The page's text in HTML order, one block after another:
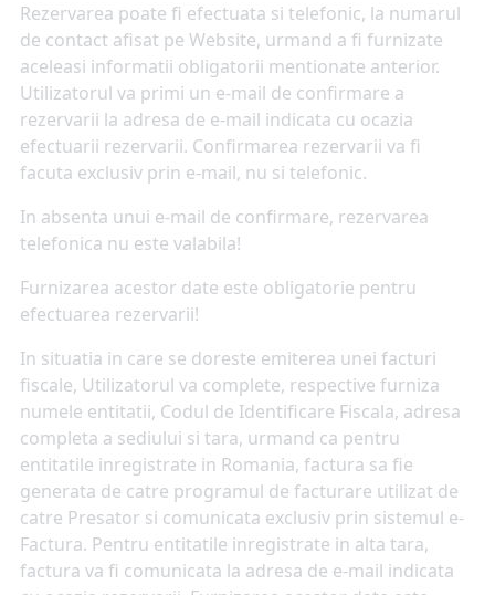
Rezervarea poate fi efectuata si telefonic, la numarul
de contact afisat pe Website, urmand a fi furnizate
aceleasi informatii obligatorii mentionate anterior.
Utilizatorul va primi un e-mail de confirmare a
rezervarii la adresa de e-mail indicata cu ocazia
efectuarii rezervarii. Confirmarea rezervarii va fi
facuta exclusiv prin e-mail, nu si telefonic.
In absenta unui e-mail de confirmare, rezervarea
telefonica nu este valabila!
Furnizarea acestor date este obligatorie pentru
efectuarea rezervarii!
In situatia in care se doreste emiterea unei facturi
fiscale, Utilizatorul va complete, respective furniza
numele entitatii, Codul de Identificare Fiscala, adresa
completa a sediului si tara, urmand ca pentru
entitatile inregistrate in Romania, factura sa fie
generata de catre programul de facturare utilizat de
catre Presator si comunicata exclusiv prin sistemul e-
Factura. Pentru entitatile inregistrate in alta tara,
factura va fi comunicata la adresa de e-mail indicata